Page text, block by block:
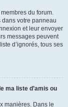
du forum.
dans votre panneau
et leur envoyer
messages peuvent
d’ignorés, tous ses
ma liste d’amis ou
manières. Dans le